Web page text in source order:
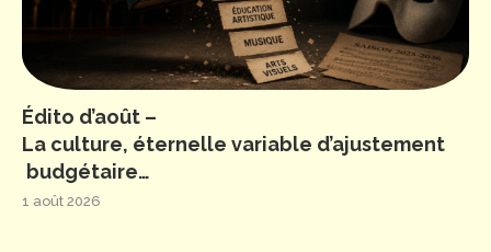
Édito d’août –
La culture, éternelle variable d’ajustement
budgétaire…
1 août 2026